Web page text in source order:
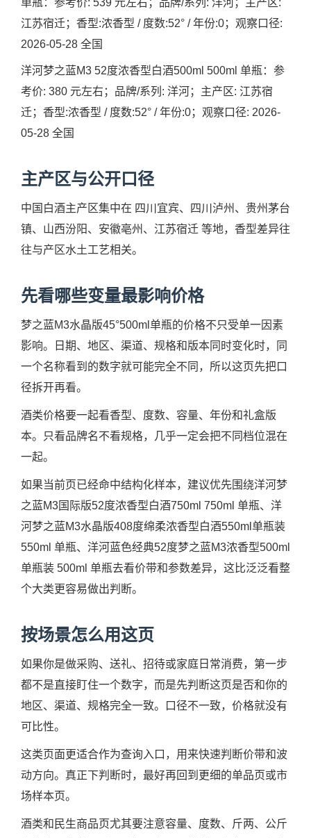
单瓶：参考价: 539 元左右；品牌/系列: 洋河；主产区:
江苏宿迁；香型:浓香型 / 度数:52° / 年份:0；观察口径:
2026-05-28 全国
洋河梦之蓝M3 52度浓香型白酒500ml 500ml 单瓶：参
考价: 380 元左右；品牌/系列: 洋河；主产区: 江苏宿
迁；香型:浓香型 / 度数:52° / 年份:0；观察口径: 2026-
05-28 全国
主产区与公开口径
中国白酒主产区集中在 四川宜宾、四川泸州、贵州茅台
镇、山西汾阳、安徽亳州、江苏宿迁 等地，香型差异往
往与产区水土工艺相关。
先看哪些变量最影响价格
梦之蓝M3水晶版45°500ml单瓶的价格不只受单一因素
影响。日期、地区、渠道、规格和版本同时变化时，同
一个名称看到的数字就可能完全不同，所以这页先把口
径拆开再看。
酒类价格要一起看香型、度数、容量、年份和礼盒版
本。只看品牌名不看规格，几乎一定会把不同档位混在
一起。
如果当前页已经命中结构化样本，建议优先围绕洋河梦
之蓝M3国际版52度浓香型白酒750ml 750ml 单瓶、洋
河梦之蓝M3水晶版408度绵柔浓香型白酒550ml单瓶装
550ml 单瓶、洋河蓝色经典52度梦之蓝M3浓香型500ml
单瓶装 500ml 单瓶去看价带和参数差异，这比泛泛看整
个大类更容易做出判断。
按场景怎么用这页
如果你是做采购、送礼、招待或家庭日常消费，第一步
都不是直接盯住一个数字，而是先判断这页是否和你的
地区、渠道、规格完全一致。口径不一致，价格就没有
可比性。
这类页面更适合作为查询入口，用来快速判断价带和波
动方向。真正下判断时，最好再回到更细的单品页或市
场样本页。
酒类和民生商品页尤其要注意容量、度数、斤两、公斤